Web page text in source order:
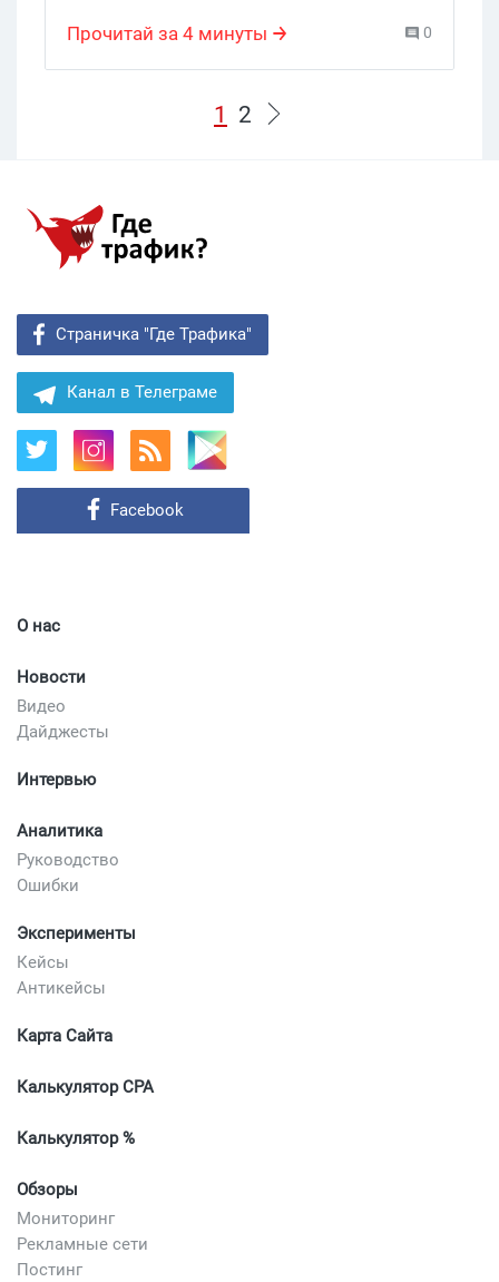
Прочитай за 4 минуты 0
1 2
Страничка "Где Трафика"
Канал в Телеграме
О нас
Новости
Видео
Дайджесты
Интервью
Аналитика
Руководство
Ошибки
Эксперименты
Кейсы
Антикейсы
Карта Сайта
Калькулятор CPA
Калькулятор %
Обзоры
Мониторинг
Рекламные сети
Постинг
Facebook